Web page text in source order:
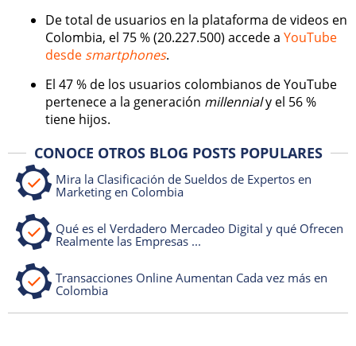
De total de usuarios en la plataforma de videos en
Colombia, el 75 % (20.227.500) accede a YouTube
desde smartphones.
El 47 % de los usuarios colombianos de YouTube
pertenece a la generación millennialy el 56 %
tiene hijos.
CONOCE OTROS BLOG POSTS POPULARES
Mira la Clasificación de Sueldos de Expertos en
Marketing en Colombia
Qué es el Verdadero Mercadeo Digital y qué Ofrecen
Realmente las Empresas ...
Transacciones Online Aumentan Cada vez más en
Colombia